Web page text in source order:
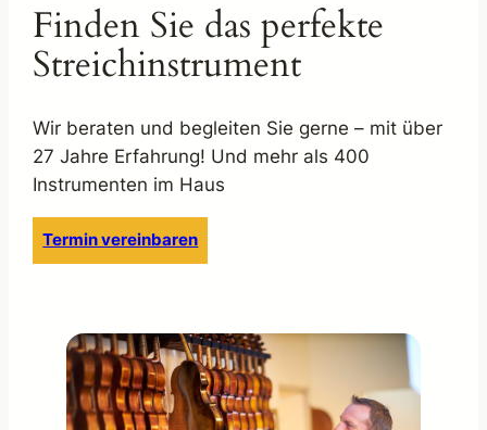
Finden Sie das perfekte
Streichinstrument
Wir beraten und begleiten Sie gerne – mit über
27 Jahre Erfahrung! Und mehr als 400
Instrumenten im Haus
Termin vereinbaren